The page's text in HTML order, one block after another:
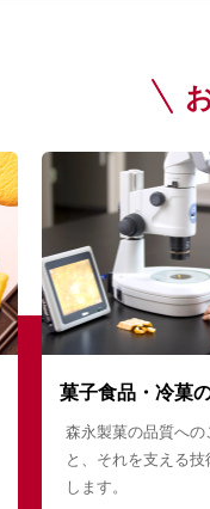
菓子食品・冷菓
森永製菓の品質への
と、それを支える技
します。